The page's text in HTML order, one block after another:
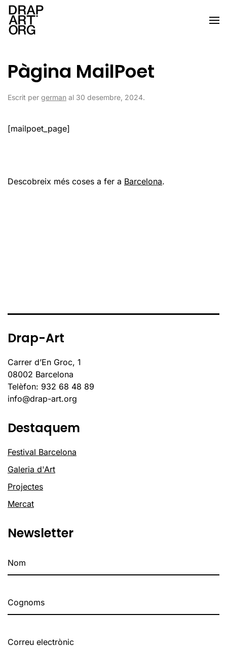
Skip to main content
Pàgina MailPoet
Escrit per german al 30 desembre, 2024.
[mailpoet_page]
Descobreix més coses a fer a Barcelona.
Drap-Art
Carrer d’En Groc, 1
08002 Barcelona
Telèfon: 932 68 48 89
info@drap-art.org
Destaquem
Festival Barcelona
Galeria d'Art
Projectes
Mercat
Newsletter